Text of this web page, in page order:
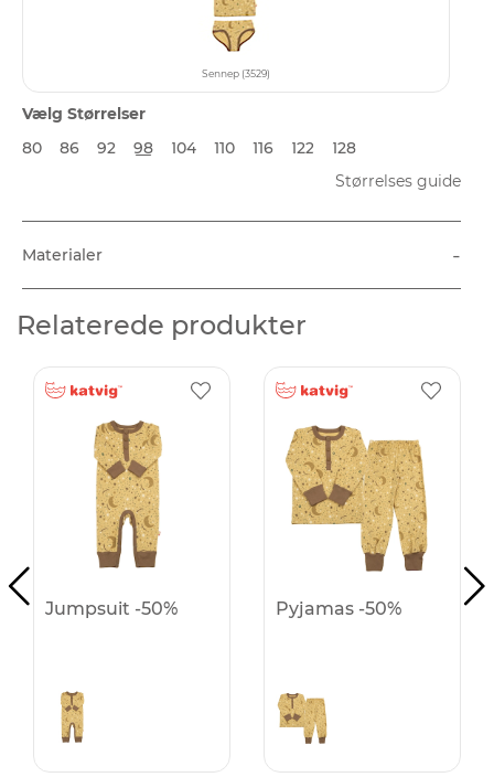
Sennep (3529)
Vælg Størrelser
80
86 92 98 104 110 116 122
128
Størrelses guide
Materialer -
Relaterede produkter
Jumpsuit -50% Pyjamas -50%